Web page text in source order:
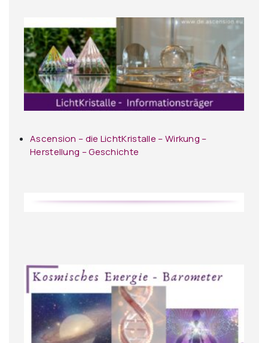
Ascension – die LichtKristalle – Wirkung –
Herstellung – Geschichte